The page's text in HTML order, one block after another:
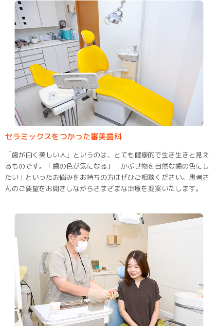
セラミックスをつかった審美歯科
「歯が白く美しい人」というのは、とても健康的で生き生きと見え
るものです。「歯の色が気になる」「かぶせ物を自然な歯の色にし
たい」といったお悩みをお持ちの方はぜひご相談ください。患者さ
んのご要望をお聞きしながらさまざまな治療を提案いたします。